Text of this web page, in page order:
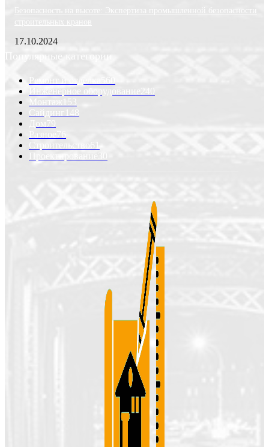
Безопасность на высоте: Экспертиза промышленной безопасности
строительных кранов
17.10.2024
Популярные категории
Ремонт и отделка
Инженерное оборудование
240
Монтаж
153
Сайдинг
148
Дом 79
Разное 76
Строительство
Проектирование